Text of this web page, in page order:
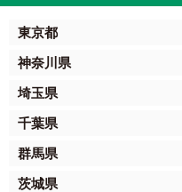
東京都
神奈川県
埼玉県
千葉県
群馬県
茨城県